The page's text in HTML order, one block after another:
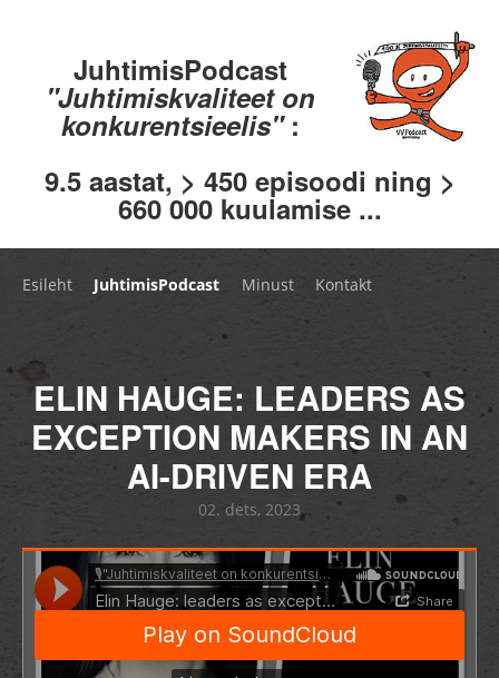
JuhtimisPodcast
"Juhtimiskvaliteet on
konkurentsieelis" :
9.5 aastat, > 450 episoodi ning >
660 000 kuulamise ...
Esileht JuhtimisPodcast Minust Kontakt
ELIN HAUGE: LEADERS AS
EXCEPTION MAKERS IN AN
AI-DRIVEN ERA
02. dets, 2023